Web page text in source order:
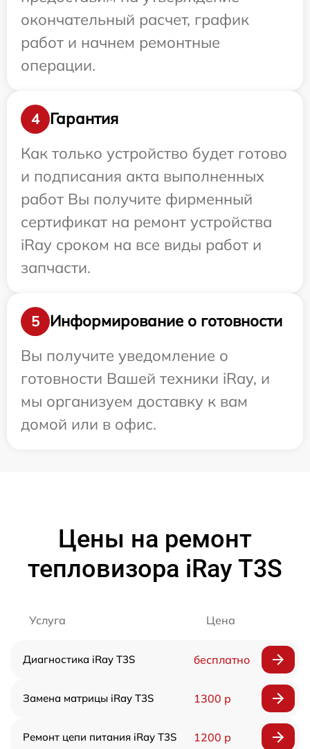
окончательный расчет, график
работ и начнем ремонтные
операции.
4
Гарантия
Как только устройство будет готово
и подписания акта выполненных
работ Вы получите фирменный
сертификат на ремонт устройства
iRay сроком на все виды работ и
запчасти.
5
Информирование о готовности
Вы получите уведомление о
готовности Вашей техники iRay, и
мы организуем доставку к вам
домой или в офис.
Цены на ремонт
тепловизора iRay T3S
Услуга Цена
Диагностика iRay T3S бесплатно
Замена матрицы iRay T3S 1300 р
Ремонт цепи питания iRay T3S 1200 р